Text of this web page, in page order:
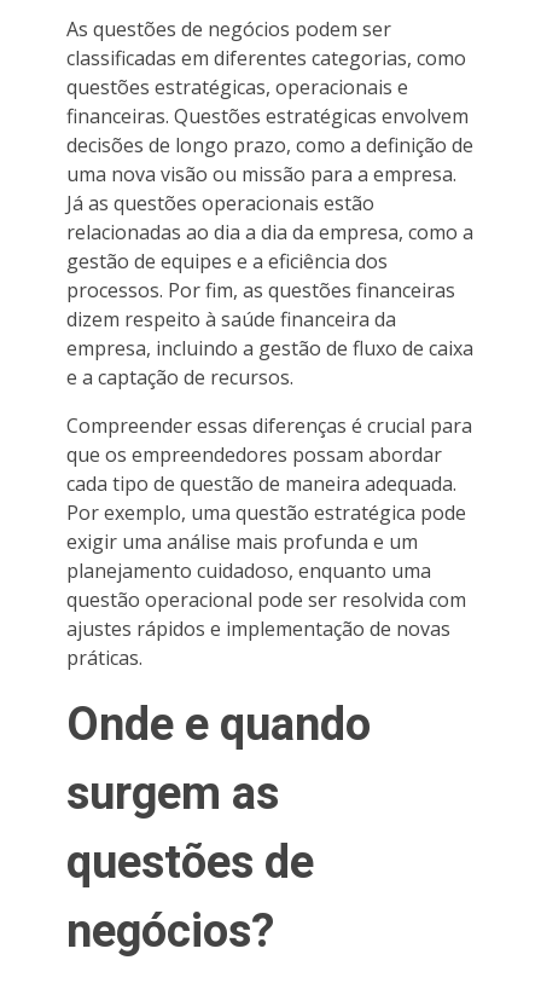
As questões de negócios podem ser
classificadas em diferentes categorias, como
questões estratégicas, operacionais e
financeiras. Questões estratégicas envolvem
decisões de longo prazo, como a definição de
uma nova visão ou missão para a empresa.
Já as questões operacionais estão
relacionadas ao dia a dia da empresa, como a
gestão de equipes e a eficiência dos
processos. Por fim, as questões financeiras
dizem respeito à saúde financeira da
empresa, incluindo a gestão de fluxo de caixa
e a captação de recursos.
Compreender essas diferenças é crucial para
que os empreendedores possam abordar
cada tipo de questão de maneira adequada.
Por exemplo, uma questão estratégica pode
exigir uma análise mais profunda e um
planejamento cuidadoso, enquanto uma
questão operacional pode ser resolvida com
ajustes rápidos e implementação de novas
práticas.
Onde e quando
surgem as
questões de
negócios?